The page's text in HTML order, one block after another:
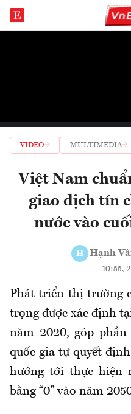
VIDEO MULTIMEDIA
Việt Nam
giao dịch tín
nước vào
H Hạnh
10:55,
Phát triển thị trường
trọng được xác định
năm 2020, góp
quốc gia tự quyết
hướng tới thực hiện
bằng “0” vào năm